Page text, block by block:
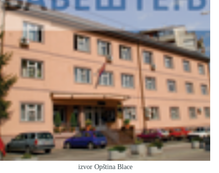
izvor Opština Blace